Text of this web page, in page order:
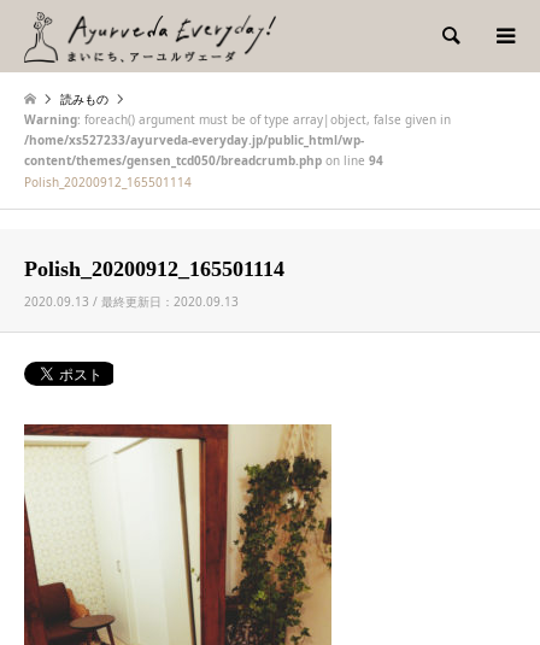
検索
読みもの
Warning: foreach() argument must be of type array|object, false given in
/home/xs527233/ayurveda-everyday.jp/public_html/wp-
content/themes/gensen_tcd050/breadcrumb.php on line 94
Polish_20200912_165501114
Polish_20200912_165501114
2020.09.13 / 最終更新日：2020.09.13